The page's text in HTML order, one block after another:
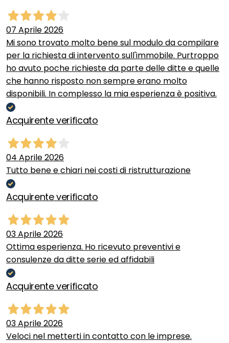
07 Aprile 2026
Mi sono trovato molto bene sul modulo da compilare
per la richiesta di intervento sull'immobile. Purtroppo
ho avuto poche richieste da parte delle ditte e quelle
che hanno risposto non sempre erano molto
disponibili. In complesso la mia esperienza è positiva.
Acquirente verificato
04 Aprile 2026
Tutto bene e chiari nei costi di ristrutturazione
Acquirente verificato
03 Aprile 2026
Ottima esperienza. Ho ricevuto preventivi e
consulenze da ditte serie ed affidabili
Acquirente verificato
03 Aprile 2026
Veloci nel metterti in contatto con le imprese.